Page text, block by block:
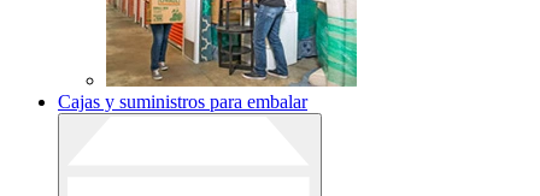
Cajas y suministros para embalar